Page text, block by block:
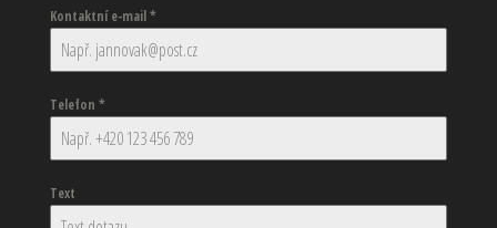
Kontaktní e-mail*
Telefon *
Text